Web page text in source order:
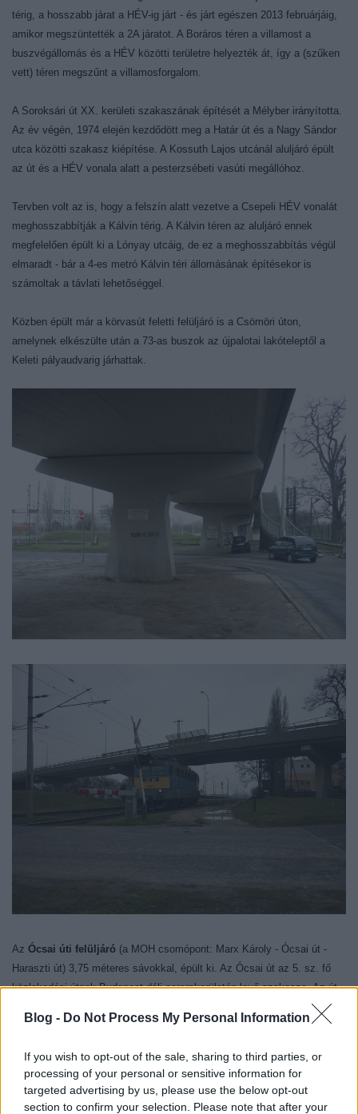
Blog - Do Not Process My Personal Information
If you wish to opt-out of the sale, sharing to third parties, or
processing of your personal or sensitive information for
targeted advertising by us, please use the below opt-out
section to confirm your selection. Please note that after your
térig, a hosszabb járat a HÉV-ig járt - és járt egészen 2013 februárjáig,
amikor megszüntették a 2A járatot. A Boráros téren a villamost a
buszvégállomás és a HÉV közötti területre helyezték át, így a (szűken
vett) téren megszűnt a villamosforgalom.
A Soroksári út XX. kerületi szakaszának építését a Mélyber irányította.
Az év végén, 1974 elején kezdődött meg a Határ út és a Nagy Sándor
utca közötti szakasz kiépítése. A Kossuth Lajos utcánál aluljáró épült
az út és a HÉV vonala alatt a pesterzsébeti vasúti megállóhoz.
Tervben volt az is, hogy a felszín alatt vezetve a Csepeli HÉV vonalát
meghosszabbítják a Kálvin térig. A Kálvin téren az aluljáró ennek
megfelelően épült ki a Lónyay utcáig, de ez a meghosszabbítás végül
elmaradt - bár a 4-es metró Kálvin téri állomásának építésekor is
számoltak a távlati lehetőséggel.
Közben épült már a körvasút feletti felüljáró is a Csömöri úton,
amelynek elkészülte után a 73-as buszok az újpalotai lakóteleptől a
Keleti pályaudvarig járhattak.
Az Ócsai úti felüljáró (a MOH csomópont: Marx Károly - Ócsai út -
Haraszti út) 3,75 méteres sávokkal, épült ki. Az Ócsai út az 5. sz. fő
közlekedési útnak Budapest déli peremkerületén levő szakasza. Az út
kiszolgálása miatt vált jelentőssé. Ezzel a nagy teherforgalommal
számottevő nemzetközi forgalmat bonyolított le, de rohamosan nőtt az
utat keresztező kelebiai vasútvonal forgalma is. A gyakori sorompó
lezárás kb. 35%-kal csökkentette az út átbocsátóképességét. A